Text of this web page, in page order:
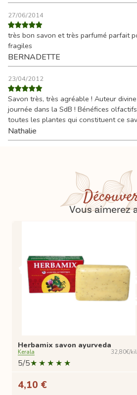
27/06/2014
très bon savon et très parfumé parfait
fragiles
BERNADETTE
23/04/2012
Savon très, très agréable ! Auteur
journée dans la SdB ! Bénéfices
toutes les plantes qui constituent ce
Nathalie
Vous aimerez
Herbamix savon ayurveda
Kerala 32,80€/
5/5
4,10 €